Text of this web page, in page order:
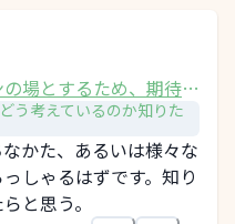
場とするため、期待す
う考えているのか知りた
かた、あるいは様々な
しゃるはずです。知り
と思う。